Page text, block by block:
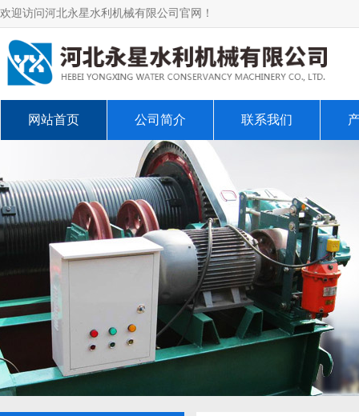
欢迎访问河北永星水利机械有限公司官网！
网站首页 公司简介 联系我们